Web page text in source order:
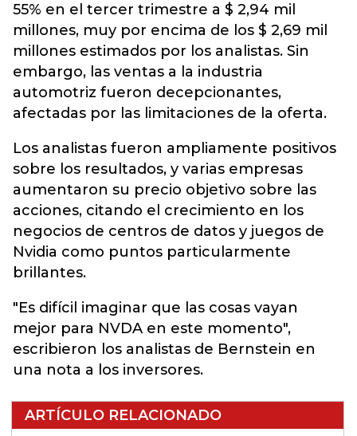
55% en el tercer trimestre a $ 2,94 mil
millones, muy por encima de los $ 2,69 mil
millones estimados por los analistas. Sin
embargo, las ventas a la industria
automotriz fueron decepcionantes,
afectadas por las limitaciones de la oferta.
Los analistas fueron ampliamente positivos
sobre los resultados, y varias empresas
aumentaron su precio objetivo sobre las
acciones, citando el crecimiento en los
negocios de centros de datos y juegos de
Nvidia como puntos particularmente
brillantes.
"Es difícil imaginar que las cosas vayan
mejor para NVDA en este momento",
escribieron los analistas de Bernstein en
una nota a los inversores.
ARTÍCULO RELACIONADO